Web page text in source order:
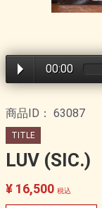
00:00
商品ID： 63087
TITLE
LUV (SIC.)
¥ 16,500 税込